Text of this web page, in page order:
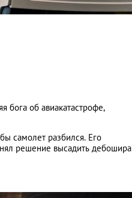
бога об авиакатастрофе,
самолет разбился. Его
решение высадить дебошира